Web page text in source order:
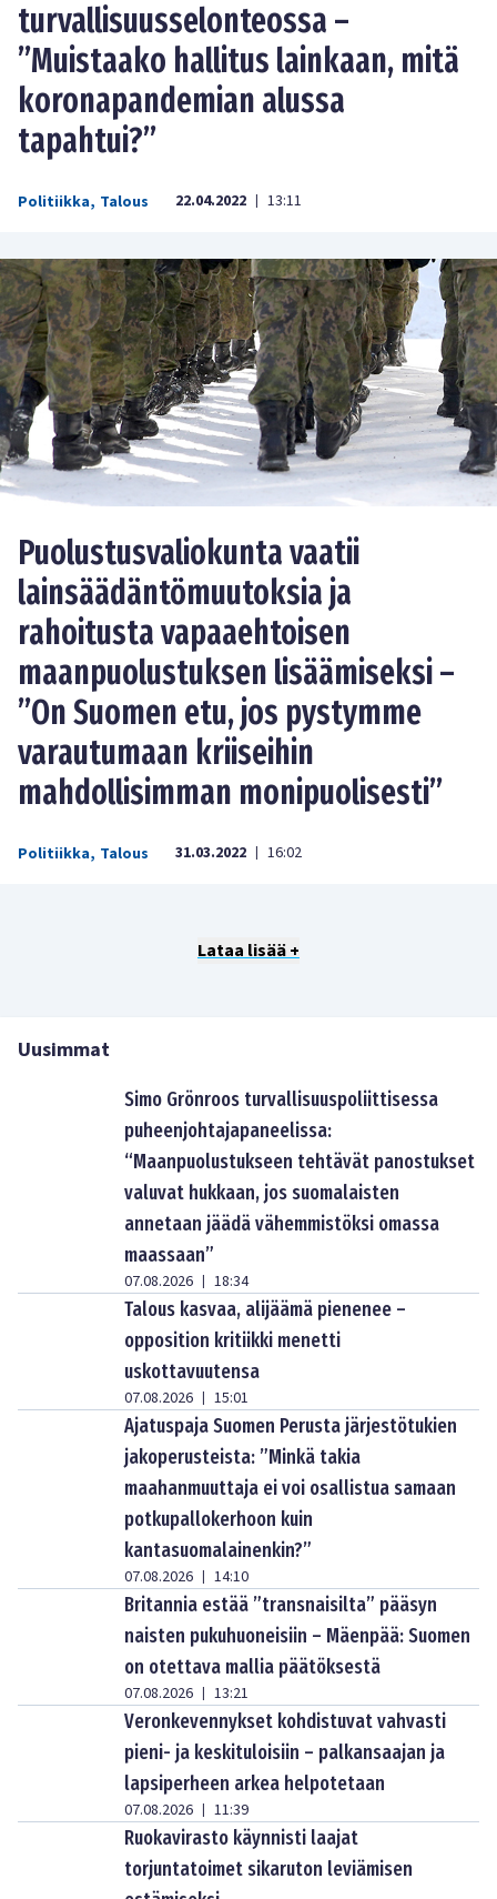
turvallisuusselonteossa –
”Muistaako hallitus lainkaan, mitä
koronapandemian alussa
tapahtui?”
Politiikka, Talous 22.04.2022 | 13:11
Puolustusvaliokunta vaatii
lainsäädäntömuutoksia ja
rahoitusta vapaaehtoisen
maanpuolustuksen lisäämiseksi –
”On Suomen etu, jos pystymme
varautumaan kriiseihin
mahdollisimman monipuolisesti”
Politiikka, Talous 31.03.2022 16:02
Lataa lisää +
Uusimmat
Simo Grönroos turvallisuuspoliittisessa
puheenjohtajapaneelissa:
“Maanpuolustukseen tehtävät panostukset
valuvat hukkaan, jos suomalaisten
annetaan jäädä vähemmistöksi omassa
maassaan”
07.08.2026 18:34
Talous kasvaa, alijäämä pienenee –
opposition kritiikki menetti
uskottavuutensa
07.08.2026 15:01
Ajatuspaja Suomen Perusta järjestötukien
jakoperusteista: ”Minkä takia
maahanmuuttaja ei voi osallistua samaan
potkupallokerhoon kuin
kantasuomalainenkin?”
07.08.2026 14:10
Britannia estää ”transnaisilta” pääsyn
naisten pukuhuoneisiin – Mäenpää: Suomen
on otettava mallia päätöksestä
07.08.2026 13:21
Veronkevennykset kohdistuvat vahvasti
pieni- ja keskituloisiin – palkansaajan ja
lapsiperheen arkea helpotetaan
07.08.2026 11:39
Ruokavirasto käynnisti laajat
torjuntatoimet sikaruton leviämisen